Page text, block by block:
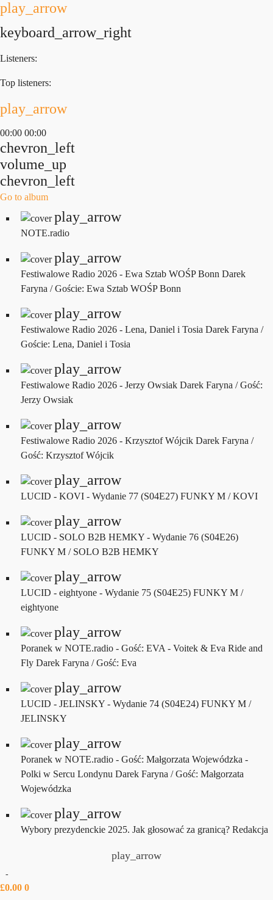
play_arrow
keyboard_arrow_right
Listeners:
Top listeners:
play_arrow
00:00 00:00
chevron_left
volume_up
chevron_left
Go to album
play_arrow
NOTE.radio
play_arrow
Festiwalowe Radio 2026 - Ewa Sztab WOŚP Bonn Darek
Faryna / Goście: Ewa Sztab WOŚP Bonn
play_arrow
Festiwalowe Radio 2026 - Lena, Daniel i Tosia Darek Faryna /
Goście: Lena, Daniel i Tosia
play_arrow
Festiwalowe Radio 2026 - Jerzy Owsiak Darek Faryna / Gość:
Jerzy Owsiak
play_arrow
Festiwalowe Radio 2026 - Krzysztof Wójcik Darek Faryna /
Gość: Krzysztof Wójcik
play_arrow
LUCID - KOVI - Wydanie 77 (S04E27) FUNKY M / KOVI
play_arrow
LUCID - SOLO B2B HEMKY - Wydanie 76 (S04E26)
FUNKY M / SOLO B2B HEMKY
play_arrow
LUCID - eightyone - Wydanie 75 (S04E25) FUNKY M /
eightyone
play_arrow
Poranek w NOTE.radio - Gość: EVA - Voitek & Eva Ride and
Fly Darek Faryna / Gość: Eva
play_arrow
LUCID - JELINSKY - Wydanie 74 (S04E24) FUNKY M /
JELINSKY
play_arrow
Poranek w NOTE.radio - Gość: Małgorzata Wojewódzka -
Polki w Sercu Londynu Darek Faryna / Gość: Małgorzata
Wojewódzka
play_arrow
Wybory prezydenckie 2025. Jak głosować za granicą? Redakcja
play_arrow
-
£0.00 0